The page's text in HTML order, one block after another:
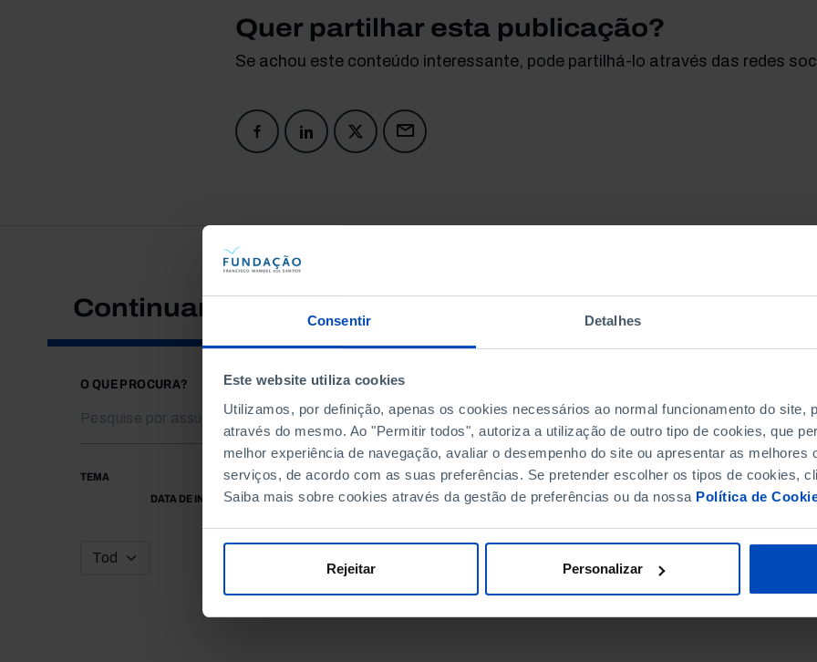
Consentir Detalhes
Este website utiliza cookies
Utilizamos, por definição, apenas os cookies necessários ao normal funcionamento do site,
através do mesmo. Ao "Permitir todos", autoriza a utilização de outro tipo de cookies, que
melhor experiência de navegação, avaliar o desempenho do site ou apresentar as melhores
serviços, de acordo com as suas preferências. Se pretender escolher os tipos de cookies,
Saiba mais sobre cookies através da gestão de preferências ou da nossa Política de
Rejeitar Personalizar
Quer partilhar esta publicação?
Se achou este conteúdo interessante, pode partilhá-lo através das redes
Continuar a pesquisar
O QUE PROCURA?
TEMA
DATA DE INÍCIO
DATA DE FIM